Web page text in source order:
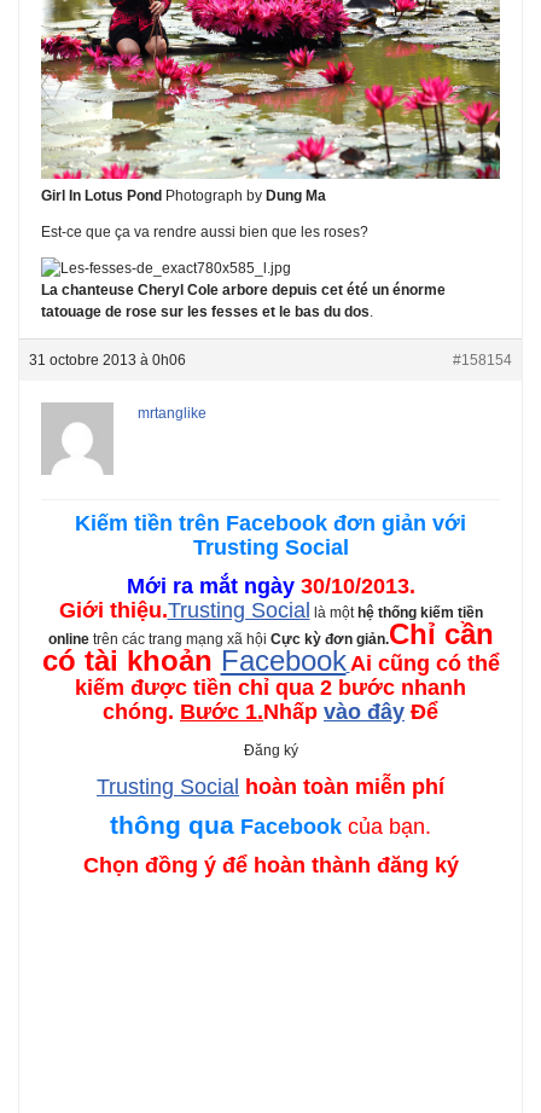
Girl In Lotus Pond Photograph by Dung Ma
Est-ce que ça va rendre aussi bien que les roses?
La chanteuse Cheryl Cole arbore depuis cet été un énorme
tatouage de rose sur les fesses et le bas du dos
31 octobre 2013 à 0h06 #158154
mrtanglike
Kiếm tiền trên Facebook đơn giản với
Trusting Social
Mới ra mắt ngày30/10/2013.
Giới thiệu.Trusting Social là một hệ thống kiếm tiền
onlinetrên các trang mạng xã hội Cực kỳ đơn giản.Chỉ cần
có tài khoản Facebook Ai cũng có thể
kiếm được tiền chỉ qua 2 bước nhanh
chóng. Bước 1.Nhấp vào đây Để
Đăng ký
Trusting Social hoàn toàn miễn phí
thông qua Facebook của bạn.
Chọn đồng ý để hoàn thành đăng ký